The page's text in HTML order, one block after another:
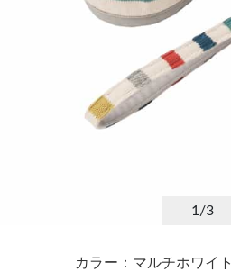
1/3
カラー：マルチホワイト